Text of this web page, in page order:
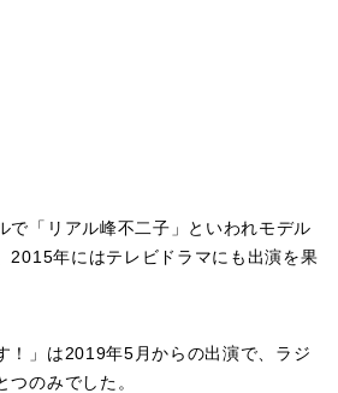
で「リアル峰不二子」といわれモデル
2015年にはテレビドラマにも出演を果
！」は2019年5月からの出演で、ラジ
つのみでした。